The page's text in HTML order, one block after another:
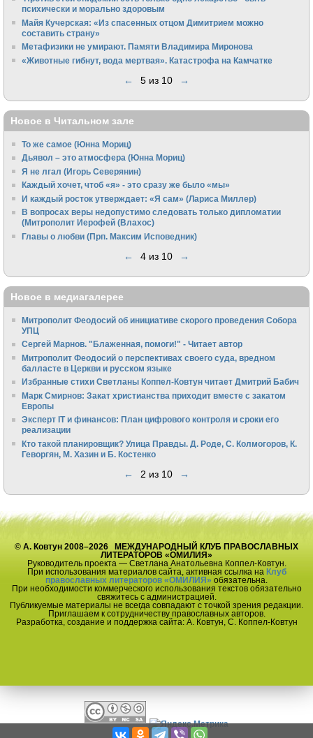
психически и морально здоровым
Майя Кучерская: «Из спасенных отцом Димитрием можно
составить страну»
Метафизики не умирают. Памяти Владимира Миронова
«Животные гибнут, вода мертвая». Катастрофа на Камчатке
← 5 из 10 →
Новое в Читальном зале
То же самое (Юнна Мориц)
Дьявол – это атмосфера (Юнна Мориц)
Я не лгал (Игорь Северянин)
Каждый хочет, чтоб «я» - это сразу же было «мы»
И каждый росток утверждает: «Я сам» (Лариса Миллер)
В вопросах веры недопустимо следовать только дипломатии
(Митрополит Иерофей (Влахос)
Главы о любви (Прп. Максим Исповедник)
← 4 из 10 →
Новое в медиагалерее
Митрополит Феодосий об инициативе скорого проведения Собора
УПЦ
Сергей Марнов. "Блаженная, помоги!" - Читает автор
Митрополит Феодосий о перспективах своего суда, вредном
балласте в Церкви и русском языке
Избранные стихи Светланы Коппел-Ковтун читает Дмитрий Бабич
Марк Смирнов: Закат христианства приходит вместе с закатом
Европы
Эксперт IT и финансов: План цифрового контроля и сроки его
реализации
Кто такой планировщик? Улица Правды. Д. Роде, С. Колмогоров, К.
Геворгян, М. Хазин и Б. Костенко
← 2 из 10 →
© А. Ковтун 2008–2026 МЕЖДУНАРОДНЫЙ КЛУБ ПРАВОСЛАВНЫХ
ЛИТЕРАТОРОВ «ОМИЛИЯ»
Руководитель проекта — Светлана Анатольевна Коппел-Ковтун.
При использования материалов сайта, активная ссылка на Клуб
православных литераторов «ОМИЛИЯ» обязательна.
При необходимости коммерческого использования текстов обязательно
свяжитесь с администрацией.
Публикуемые материалы не всегда совпадают с точкой зрения редакции.
Приглашаем к сотрудничеству православных авторов.
Разработка, создание и поддержка сайта: А. Ковтун, С. Коппел-Ковтун